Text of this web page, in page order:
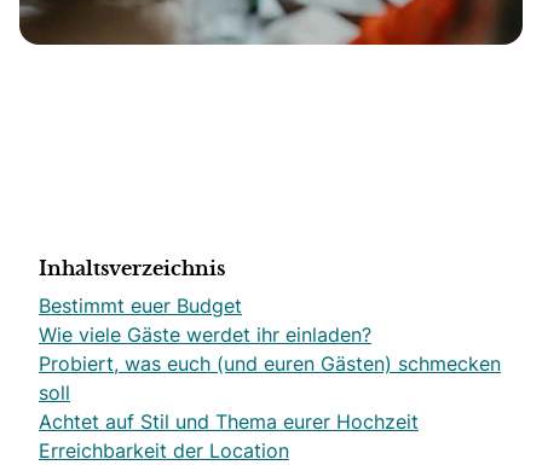
Inhaltsverzeichnis
Bestimmt euer Budget
Wie viele Gäste werdet ihr einladen?
Probiert, was euch (und euren Gästen) schmecken
soll
Achtet auf Stil und Thema eurer Hochzeit
Erreichbarkeit der Location